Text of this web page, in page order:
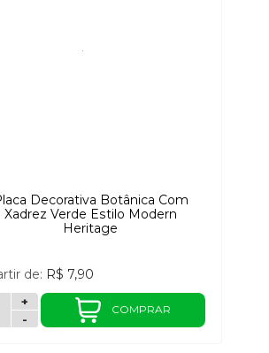
Decorativa Botânica Com
Xadrez Verde Estilo Modern
Heritage
de: R$ 7,90
-
+
COMPRAR